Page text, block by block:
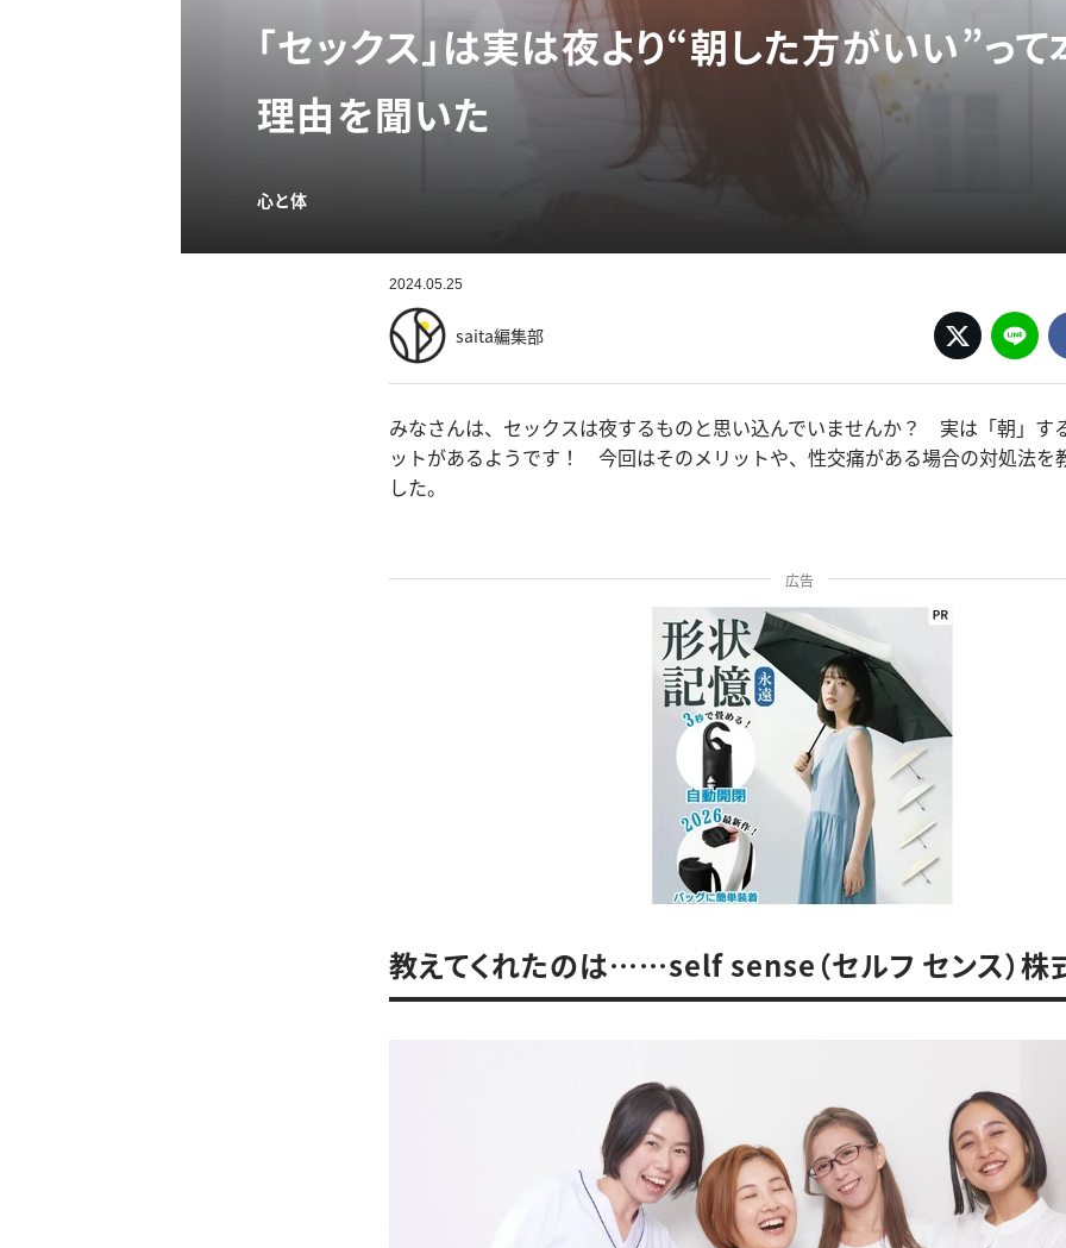
「セックス」は実は夜より“朝した方がいい”っ
理由を聞いた
心と体
2024.05.25
saita編集部
みなさんは、セックスは夜するものと思い込んでいませんか？ 実は「朝」す
ットがあるようです！ 今回はそのメリットや、性交痛がある場合の対処法を
した。
広告
教えてくれたのは……self sense（セルフ センス）株